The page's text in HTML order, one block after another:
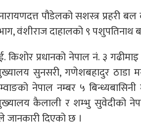
पौडेलको सशस्त्र प्रहरी
वंशीराज दाहालको ९
किशोर प्रधानको नेपाल न‌ं. ३
सुनसरी, गणेशबहादुर ठाडा
नेपाल नम्बर ५
कैलाली र शम्भु सुवेदीको
जानकारी दिएको छ ।